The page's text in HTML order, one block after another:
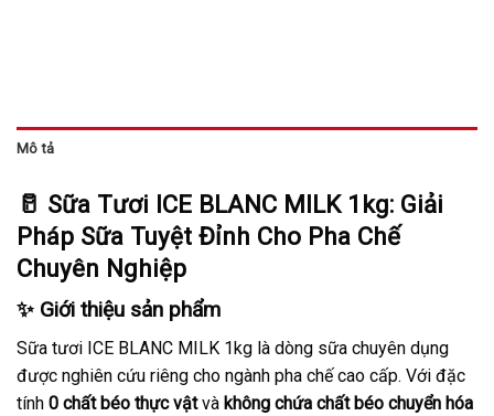
Mô tả
🥛 Sữa Tươi ICE BLANC MILK 1kg: Giải
Pháp Sữa Tuyệt Đỉnh Cho Pha Chế
Chuyên Nghiệp
✨ Giới thiệu sản phẩm
Sữa tươi ICE BLANC MILK 1kg là dòng sữa chuyên dụng
được nghiên cứu riêng cho ngành pha chế cao cấp. Với đặc
tính 0 chất béo thực vậtvà không chứa chất béo chuyển hóa